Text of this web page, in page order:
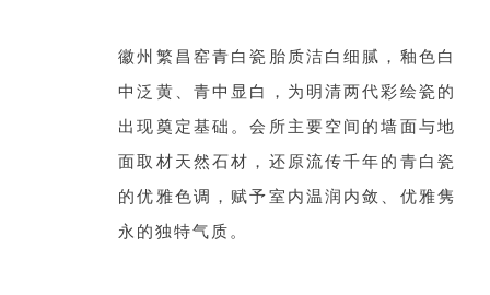
徽州繁昌窑青白瓷胎质洁白细腻，釉色白
中泛黄、青中显白，为明清两代彩绘瓷的
出现奠定基础。会所主要空间的墙面与地
面取材天然石材，还原流传千年的青白瓷
的优雅色调，赋予室内温润内敛、优雅隽
永的独特气质。